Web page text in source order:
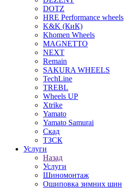
DOTZ
HRE Performance wheels
K&K (КиК)
Khomen Wheels
MAGNETTO
NEXT
Remain
SAKURA WHEELS
TechLine
TREBL
Wheels UP
Xtrike
Yamato
Yamato Samurai
Скад
ТЗСК
Услуги
Назад
Услуги
Шиномонтаж
Ошиповка зимних шин